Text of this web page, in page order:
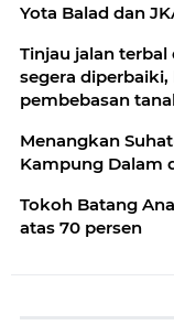
Yota Balad dan
Tinjau jalan
segera
pembebasan
Menangkan
Kampung Dalam
Tokoh Batang
atas 70 persen